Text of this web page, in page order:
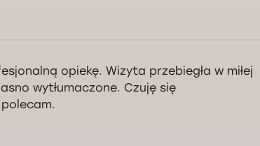
opiekę. Wizyta przebiegła w miłej
wytłumaczone. Czuję się